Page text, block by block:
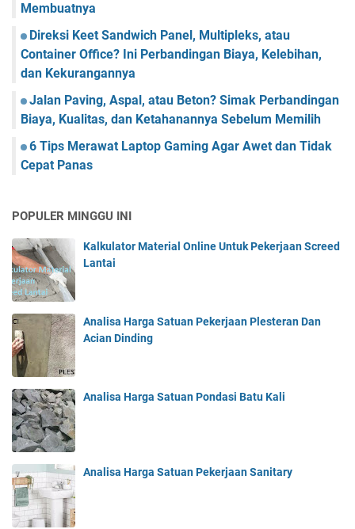
Membuatnya
Direksi Keet Sandwich Panel, Multipleks, atau
Container Office? Ini Perbandingan Biaya, Kelebihan,
dan Kekurangannya
Jalan Paving, Aspal, atau Beton? Simak Perbandingan
Biaya, Kualitas, dan Ketahanannya Sebelum Memilih
6 Tips Merawat Laptop Gaming Agar Awet dan Tidak
Cepat Panas
POPULER MINGGU INI
Kalkulator Material Online Untuk Pekerjaan Screed
Lantai
Analisa Harga Satuan Pekerjaan Plesteran Dan
Acian Dinding
Analisa Harga Satuan Pondasi Batu Kali
Analisa Harga Satuan Pekerjaan Sanitary